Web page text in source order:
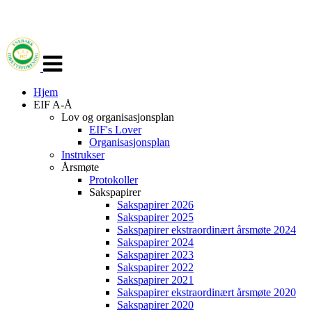
navigasjon
Hjem
EIF A-Å
Lov og organisasjonsplan
EIF's Lover
Organisasjonsplan
Instrukser
Årsmøte
Protokoller
Sakspapirer
Sakspapirer 2026
Sakspapirer 2025
Sakspapirer ekstraordinært årsmøte 2024
Sakspapirer 2024
Sakspapirer 2023
Sakspapirer 2022
Sakspapirer 2021
Sakspapirer ekstraordinært årsmøte 2020
Sakspapirer 2020